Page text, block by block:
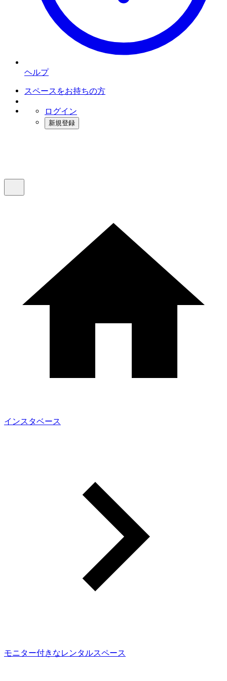
ヘルプ
スペースをお持ちの方
ログイン
新規登録
インスタベース
モニター付きなレンタルスペース